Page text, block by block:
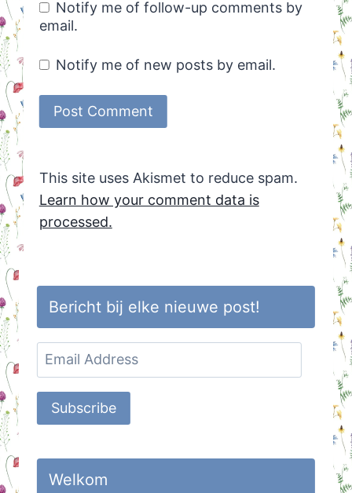
Notify me of follow-up comments by
email.
Notify me of new posts by email.
This site uses Akismet to reduce spam.
Learn how your comment data is
processed.
Bericht bij elke nieuwe post!
Email
Address
Subscribe
Welkom